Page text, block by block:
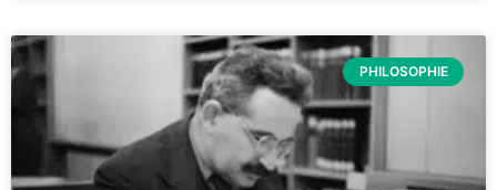
PHILOSOPHIE